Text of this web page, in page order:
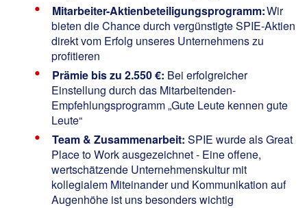
Mitarbeiter-Aktienbeteiligungsprogramm:Wir
bieten die Chance durch vergünstigte SPIE-Aktien
direkt vom Erfolg unseres Unternehmens zu
profitieren
Prämie bis zu 2.550 €: Bei erfolgreicher
Einstellung durch das Mitarbeitenden-
Empfehlungsprogramm „Gute Leute kennen gute
Leute“
Team & Zusammenarbeit: SPIE wurde als Great
Place to Work ausgezeichnet - Eine offene,
wertschätzende Unternehmenskultur mit
kollegialem Miteinander und Kommunikation auf
Augenhöhe ist uns besonders wichtig